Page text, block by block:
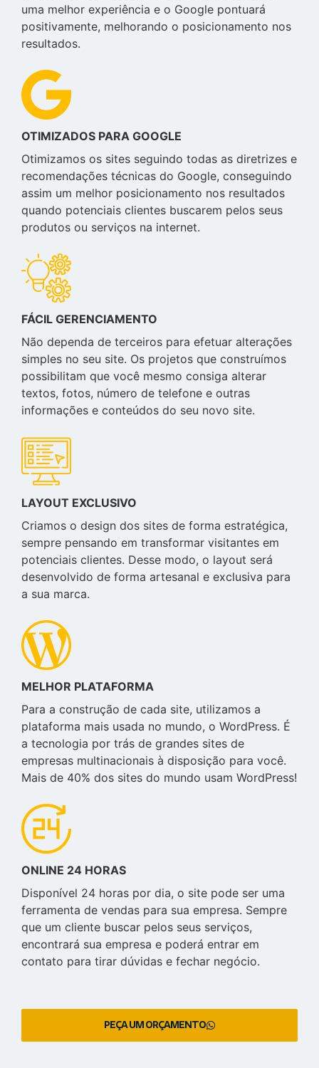
uma melhor experiência e o Google pontuará
positivamente, melhorando o posicionamento nos
resultados.
OTIMIZADOS PARA GOOGLE
Otimizamos os sites seguindo todas as diretrizes e
recomendações técnicas do Google, conseguindo
assim um melhor posicionamento nos resultados
quando potenciais clientes buscarem pelos seus
produtos ou serviços na internet.
FÁCIL GERENCIAMENTO
Não dependa de terceiros para efetuar alterações
simples no seu site. Os projetos que construímos
possibilitam que você mesmo consiga alterar
textos, fotos, número de telefone e outras
informações e conteúdos do seu novo site.
LAYOUT EXCLUSIVO
Criamos o design dos sites de forma estratégica,
sempre pensando em transformar visitantes em
potenciais clientes. Desse modo, o layout será
desenvolvido de forma artesanal e exclusiva para
a sua marca.
MELHOR PLATAFORMA
Para a construção de cada site, utilizamos a
plataforma mais usada no mundo, o WordPress. É
a tecnologia por trás de grandes sites de
empresas multinacionais à disposição para você.
Mais de 40% dos sites do mundo usam WordPress!
ONLINE 24 HORAS
Disponível 24 horas por dia, o site pode ser uma
ferramenta de vendas para sua empresa. Sempre
que um cliente buscar pelos seus serviços,
encontrará sua empresa e poderá entrar em
contato para tirar dúvidas e fechar negócio.
PEÇA UM ORÇAMENTO